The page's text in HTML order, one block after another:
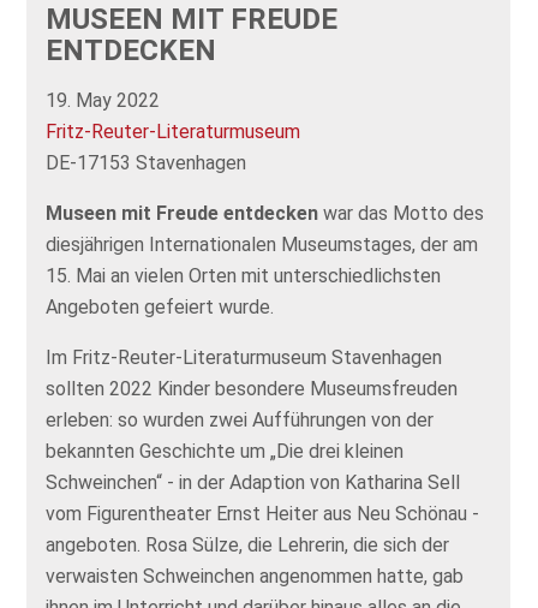
MUSEEN MIT FREUDE
ENTDECKEN
19. May 2022
Fritz-Reuter-Literaturmuseum
DE-17153 Stavenhagen
Museen mit Freude entdecken war das Motto des
diesjährigen Internationalen Museumstages, der am
15. Mai an vielen Orten mit unterschiedlichsten
Angeboten gefeiert wurde.
Im Fritz-Reuter-Literaturmuseum Stavenhagen
sollten 2022 Kinder besondere Museumsfreuden
erleben: so wurden zwei Aufführungen von der
bekannten Geschichte um „Die drei kleinen
Schweinchen“ - in der Adaption von Katharina Sell
vom Figurentheater Ernst Heiter aus Neu Schönau -
angeboten. Rosa Sülze, die Lehrerin, die sich der
verwaisten Schweinchen angenommen hatte, gab